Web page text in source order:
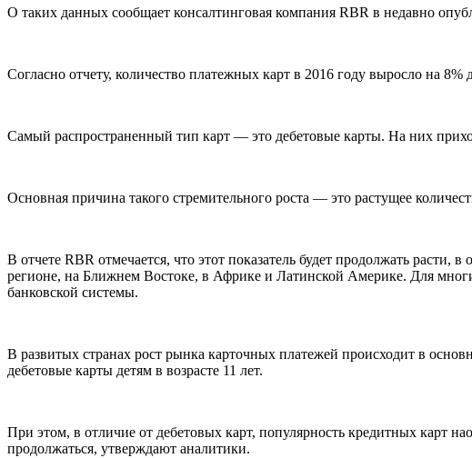
О таких данных сообщает консалтинговая компания RBR в недавно
Согласно отчету, количество платежных карт в 2016 году выросло на
Самый распространенный тип карт — это дебетовые карты. На них
Основная причина такого стремительного роста — это растущее
В отчете RBR отмечается, что этот показатель будет продолжать
регионе, на Ближнем Востоке, в Африке и Латинской Америке. Для
банковской системы.
В развитых странах рост рынка карточных платежей происходит в
дебетовые карты детям в возрасте 11 лет.
При этом, в отличие от дебетовых карт, популярность кредитных карт
продолжаться, утверждают аналитики.